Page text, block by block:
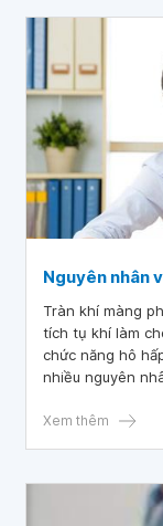
Nguyên nhân
Tràn khí màng
tích tụ khí làm
chức năng hô
nhiều nguyên
tràn khí màng
Xem thêm